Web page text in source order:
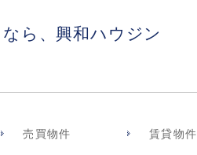
ら、興和ハウジン
売買物件 賃貸物件